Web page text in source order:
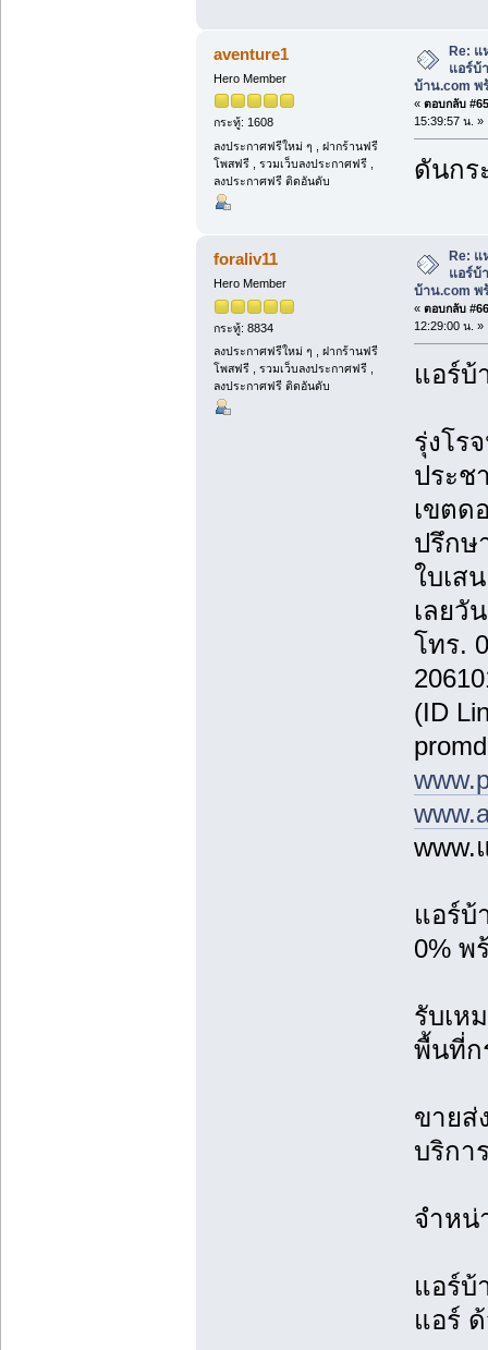
aventure1
Hero Member
กระทู้: 1608
ลงประกาศฟรีใหม่ ๆ , ฝากร้านฟรี
โพสฟรี , รวมเว็บลงประกาศฟรี ,
ลงประกาศฟรี ติดอันดับ
Re: แ
แอร์บ้
บ้าน.com พ
« ตอบกลับ
15:39:57 น. »
ดันก
foraliv11
Hero Member
กระทู้: 8834
ลงประกาศฟรีใหม่ ๆ , ฝากร้านฟรี
โพสฟรี , รวมเว็บลงประกาศฟรี ,
ลงประกาศฟรี ติดอันดับ
Re: แ
แอร์บ้
บ้าน.com พ
« ตอบกลับ
12:29:00 น. »
แอร์บ้
รุ่งโร
ประช
เขตด
ปรึกษ
ใบเส
เลยวั
โทร.
(ID
www.
แอร์บ้
0% พ
รับเห
พื้นที่ก
ขายส่
บริกา
จำหน่
แอร์บ้
แอร์